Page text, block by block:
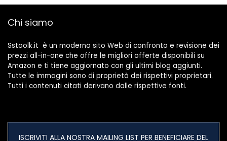
Chi siamo
Sstoolk.it è un moderno sito Web di confronto e revisione dei
prezzi all-in-one che offre le migliori offerte disponibili su
Amazon e ti tiene aggiornato con gli ultimi blog aggiunti.
Tutte le immagini sono di proprietà dei rispettivi proprietari.
Tutti i contenuti citati derivano dalle rispettive fonti.
ISCRIVITI ALLA NOSTRA MAILING LIST PER BENEFICIARE DEL